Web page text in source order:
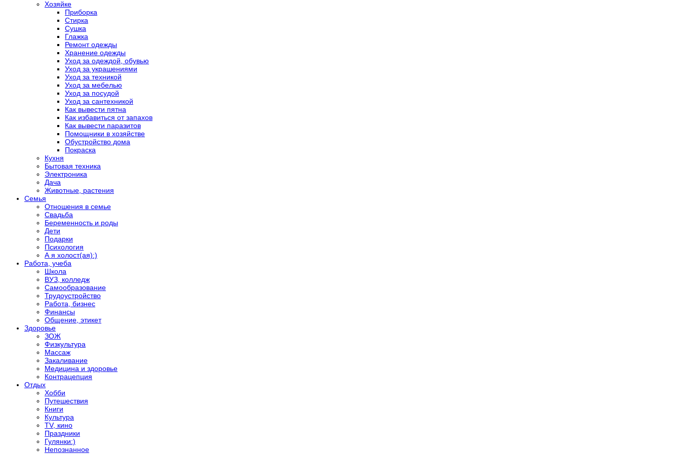
Хозяйке
Приборка
Стирка
Сушка
Глажка
Ремонт одежды
Хранение одежды
Уход за одеждой, обувью
Уход за украшениями
Уход за техникой
Уход за мебелью
Уход за посудой
Уход за сантехникой
Как вывести пятна
Как избавиться от запахов
Как вывести паразитов
Помощники в хозяйстве
Обустройство дома
Покраска
Кухня
Бытовая техника
Электроника
Дача
Животные, растения
Семья
Отношения в семье
Свадьба
Беременность и роды
Дети
Подарки
Психология
А я холост(ая):)
Работа, учеба
Школа
ВУЗ, колледж
Самообразование
Трудоустройство
Работа, бизнес
Финансы
Общение, этикет
Здоровье
ЗОЖ
Физкультура
Массаж
Закаливание
Медицина и здоровье
Контрацепция
Отдых
Хобби
Путешествия
Книги
Культура
TV, кино
Праздники
Гулянки:)
Непознанное